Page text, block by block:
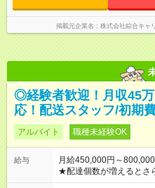
掲載元企業名 株式会社綜合キャ
◎経験者歓迎！月収45
応！配送スタッフ/初期
アルバイト 職種未経験OK
給与
月給450,000円～
★配達個数が増えるとさ
ど！ ・主要都市エリア 月収55万円／週5日稼働 月収65万~112